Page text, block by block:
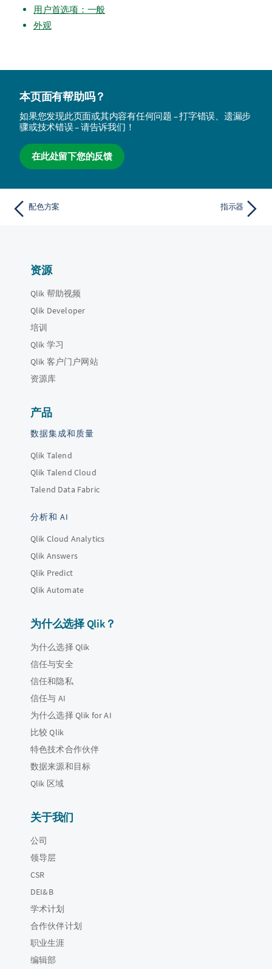
用户首选项：一般
外观
本页面有帮助吗？
如果您发现此页面或其内容有任何问题 – 打字错误、遗漏步
骤或技术错误 – 请告诉我们！
在此处留下您的反馈
配色方案 指示器
资源
Qlik 帮助视频
Qlik Developer
培训
Qlik 学习
Qlik 客户门户网站
资源库
产品
数据集成和质量
Qlik Talend
Qlik Talend Cloud
Talend Data Fabric
分析和 AI
Qlik Cloud Analytics
Qlik Answers
Qlik Predict
Qlik Automate
为什么选择 Qlik？
为什么选择 Qlik
信任与安全
信任和隐私
信任与 AI
为什么选择 Qlik for AI
比较 Qlik
特色技术合作伙伴
数据来源和目标
Qlik 区域
关于我们
公司
领导层
CSR
DEI&B
学术计划
合作伙伴计划
职业生涯
编辑部